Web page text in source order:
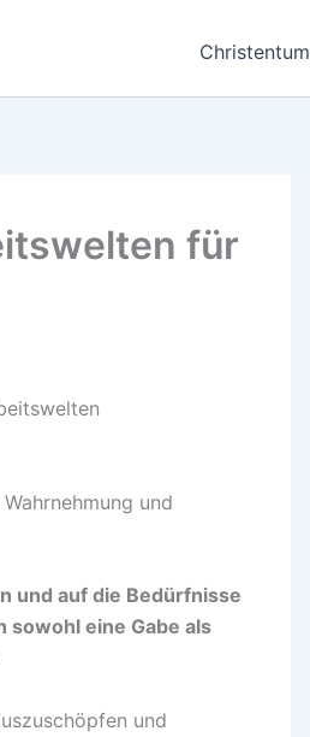
Christentum
für
und
und auf die Bedürfnisse
sowohl eine Gabe als
und